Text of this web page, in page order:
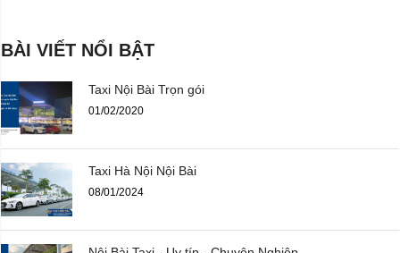
BÀI VIẾT NỔI BẬT
Taxi Nội Bài Trọn gói
01/02/2020
Taxi Hà Nội Nội Bài
08/01/2024